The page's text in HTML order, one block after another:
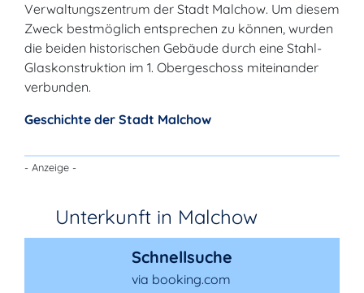
Verwaltungszentrum der Stadt Malchow. Um diesem
Zweck bestmöglich entsprechen zu können, wurden
die beiden historischen Gebäude durch eine Stahl-
Glaskonstruktion im 1. Obergeschoss miteinander
verbunden.
Geschichte der Stadt Malchow
- Anzeige -
Unterkunft in Malchow
Schnellsuche
via booking.com